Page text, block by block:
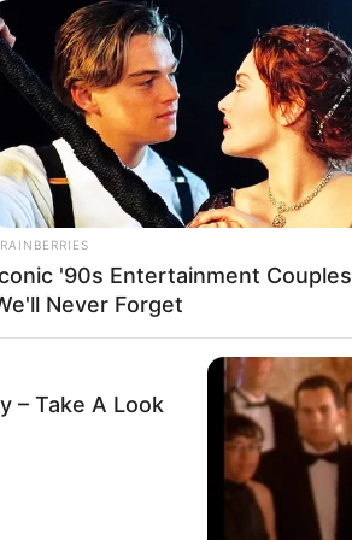
'90s Entertainment Couples
Never Forget
– Take A Look
Rare Elephant Birth—Then Nature
A Second Shock